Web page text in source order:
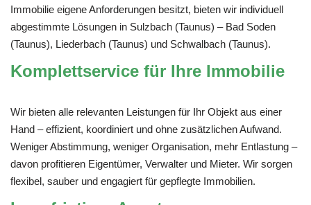
Immobilie eigene Anforderungen besitzt, bieten wir individuell
abgestimmte Lösungen in Sulzbach (Taunus) – Bad Soden
(Taunus), Liederbach (Taunus) und Schwalbach (Taunus).
Komplettservice für Ihre Immobilie
Wir bieten alle relevanten Leistungen für Ihr Objekt aus einer
Hand – effizient, koordiniert und ohne zusätzlichen Aufwand.
Weniger Abstimmung, weniger Organisation, mehr Entlastung –
davon profitieren Eigentümer, Verwalter und Mieter. Wir sorgen
flexibel, sauber und engagiert für gepflegte Immobilien.